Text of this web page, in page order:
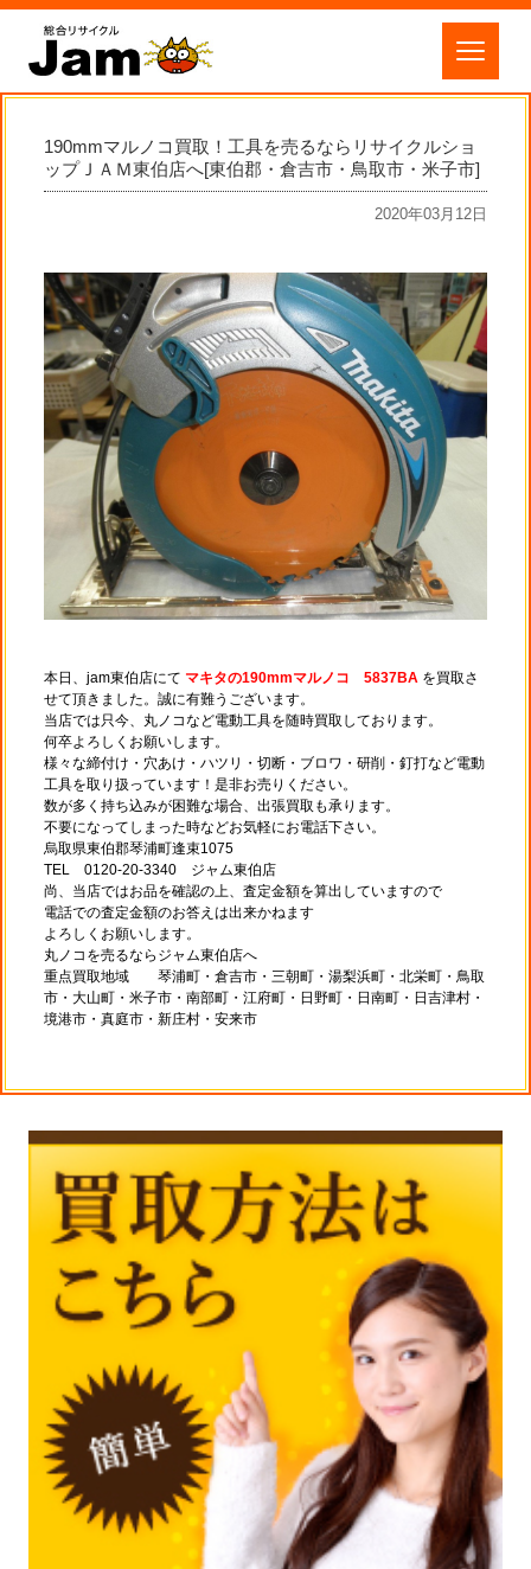
190mmマルノコ買取！工具を売るならリサイクルショ
ップＪＡＭ東伯店へ[東伯郡・倉吉市・鳥取市・米子市]
2020年03月12日
本日、jam東伯店にて マキタの190mmマルノコ 5837BA を買取さ
せて頂きました。誠に有難うございます。
当店では只今、丸ノコなど電動工具を随時買取しております。
何卒よろしくお願いします。
様々な締付け・穴あけ・ハツリ・切断・ブロワ・研削・釘打など電動
工具を取り扱っています！是非お売りください。
数が多く持ち込みが困難な場合、出張買取も承ります。
不要になってしまった時などお気軽にお電話下さい。
烏取県東伯郡琴浦町逢束1075
TEL 0120-20-3340 ジャム東伯店
尚、当店ではお品を確認の上、査定金額を算出していますので
電話での査定金額のお答えは出来かねます
よろしくお願いします。
丸ノコを売るならジャム東伯店へ
重点買取地域 琴浦町・倉吉市・三朝町・湯梨浜町・北栄町・鳥取
市・大山町・米子市・南部町・江府町・日野町・日南町・日吉津村・
境港市・真庭市・新庄村・安来市